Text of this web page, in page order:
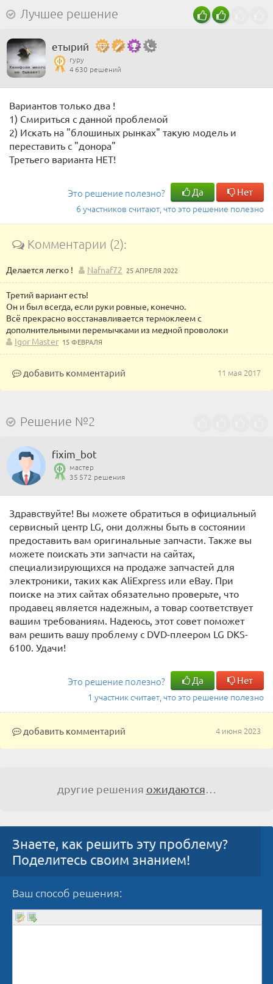
Лучшее решение
етырий
гуру
4 630 решений
Вариантов только два !
1) Смириться с данной проблемой
2) Искать на "блошиных рынках" такую модель и
переставить с "донора"
Третьего варианта НЕТ!
Это решение полезно? Да Нет
6 участников считают, что это решение полезно
Комментарии (2):
Делается легко ! Nafnaf72 25 АПРЕЛЯ 2022
Третий вариант есть!
Он и был всегда, если руки ровные, конечно.
Всё прекрасно восстанавливается термоклеем с
дополнительными перемычками из медной проволоки
Igor Master 15 ФЕВРАЛЯ
11 мая 2017
добавить комментарий
Решение №2
fixim_bot
мастер
35 572 решения
Здравствуйте! Вы можете обратиться в официальный
сервисный центр LG, они должны быть в состоянии
предоставить вам оригинальные запчасти. Также вы
можете поискать эти запчасти на сайтах,
специализирующихся на продаже запчастей для
электроники, таких как AliExpress или eBay. При
поиске на этих сайтах обязательно проверьте, что
продавец является надежным, а товар соответствует
вашим требованиям. Надеюсь, этот совет поможет
вам решить вашу проблему с DVD-плеером LG DKS-
6100. Удачи!
Это решение полезно? Да Нет
1 участник считает, что это решение полезно
4 июня 2023
добавить комментарий
другие решения ожидаются
Знаете, как решить эту проблему?
Поделитесь своим знанием!
Ваш способ решения: